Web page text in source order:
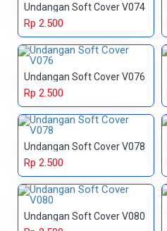
Undangan Soft Cover V074
Rp 2.500
Undangan Soft Cover V076
Rp 2.500
Undangan Soft Cover V078
Rp 2.500
Undangan Soft Cover V080